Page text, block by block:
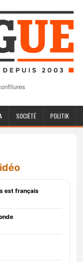
SOCIÉTÉ POLITIK
est français